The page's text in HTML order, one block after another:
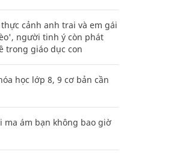
cảnh anh trai và em gái
người tinh ý còn phát
trong giáo dục con
học lớp 8, 9 cơ bản cần
ma ám bạn không bao giờ